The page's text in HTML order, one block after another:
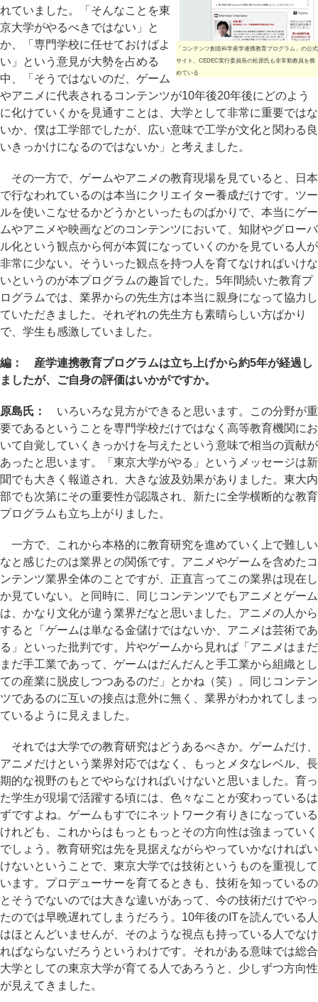
「コンテンツ創造科学産学連携教育プログラム」の公式
サイト。CEDEC実行委員長の松原氏も非常勤教員を務
めている
れていました。「そんなことを東
京大学がやるべきではない」と
か、「専門学校に任せておけばよ
い」という意見が大勢を占める
中、「そうではないのだ、ゲーム
やアニメに代表されるコンテンツが10年後20年後にどのよう
に化けていくかを見通すことは、大学として非常に重要ではな
いか、僕は工学部でしたが、広い意味で工学が文化と関わる良
いきっかけになるのではないか」と考えました。
その一方で、ゲームやアニメの教育現場を見ていると、日本
で行なわれているのは本当にクリエイター養成だけです。ツー
ルを使いこなせるかどうかといったものばかりで、本当にゲー
ムやアニメや映画などのコンテンツにおいて、知財やグローバ
ル化という観点から何が本質になっていくのかを見ている人が
非常に少ない。そういった観点を持つ人を育てなければいけな
いというのが本プログラムの趣旨でした。5年間続いた教育プ
ログラムでは、業界からの先生方は本当に親身になって協力し
ていただきました。それぞれの先生方も素晴らしい方ばかり
で、学生も感激していました。
編： 産学連携教育プログラムは立ち上げから約5年が経過し
ましたが、ご自身の評価はいかがですか。
原島氏：
いろいろな見方ができると思います。この分野が重
要であるということを専門学校だけではなく高等教育機関にお
いて自覚していくきっかけを与えたという意味で相当の貢献が
あったと思います。「東京大学がやる」というメッセージは新
聞でも大きく報道され、大きな波及効果がありました。東大内
部でも次第にその重要性が認識され、新たに全学横断的な教育
プログラムも立ち上がりました。
一方で、これから本格的に教育研究を進めていく上で難しい
なと感じたのは業界との関係です。アニメやゲームを含めたコ
ンテンツ業界全体のことですが、正直言ってこの業界は現在し
か見ていない。と同時に、同じコンテンツでもアニメとゲーム
は、かなり文化が違う業界だなと思いました。アニメの人から
すると「ゲームは単なる金儲けではないか、アニメは芸術であ
る」といった批判です。片やゲームから見れば「アニメはまだ
まだ手工業であって、ゲームはだんだんと手工業から組織とし
ての産業に脱皮しつつあるのだ」とかね（笑）。同じコンテン
ツであるのに互いの接点は意外に無く、業界がわかれてしまっ
ているように見えました。
それでは大学での教育研究はどうあるべきか。ゲームだけ、
アニメだけという業界対応ではなく、もっとメタなレベル、長
期的な視野のもとでやらなければいけないと思いました。育っ
た学生が現場で活躍する頃には、色々なことが変わっているは
ずですよね。ゲームもすでにネットワーク有りきになっている
けれども、これからはもっともっとその方向性は強まっていく
でしょう。教育研究は先を見据えながらやっていかなければい
けないということで、東京大学では技術というものを重視して
います。プロデューサーを育てるときも、技術を知っているの
とそうでないのでは大きな違いがあって、今の技術だけでやっ
たのでは早晩遅れてしまうだろう。10年後のITを読んでいる人
はほとんどいませんが、そのような視点も持っている人でなけ
ればならないだろうというわけです。それがある意味では総合
大学としての東京大学が育てる人であろうと、少しずつ方向性
が見えてきました。